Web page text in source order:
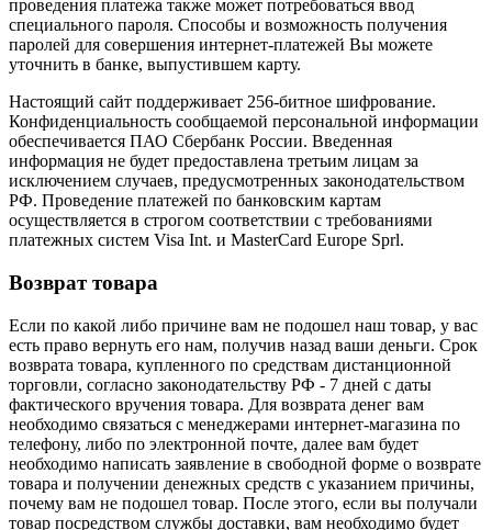
проведения платежа также может потребоваться ввод
специального пароля. Способы и возможность получения
паролей для совершения интернет-платежей Вы можете
уточнить в банке, выпустившем карту.
Настоящий сайт поддерживает 256-битное шифрование.
Конфиденциальность сообщаемой персональной информации
обеспечивается ПАО Сбербанк России. Введенная
информация не будет предоставлена третьим лицам за
исключением случаев, предусмотренных законодательством
РФ. Проведение платежей по банковским картам
осуществляется в строгом соответствии с требованиями
платежных систем Visa Int. и MasterCard Europe Sprl.
Возврат товара
Если по какой либо причине вам не подошел наш товар, у вас
есть право вернуть его нам, получив назад ваши деньги. Срок
возврата товара, купленного по средствам дистанционной
торговли, согласно законодательству РФ - 7 дней с даты
фактического вручения товара. Для возврата денег вам
необходимо связаться с менеджерами интернет-магазина по
телефону, либо по электронной почте, далее вам будет
необходимо написать заявление в свободной форме о возврате
товара и получении денежных средств с указанием причины,
почему вам не подошел товар. После этого, если вы получали
товар посредством службы доставки, вам необходимо будет